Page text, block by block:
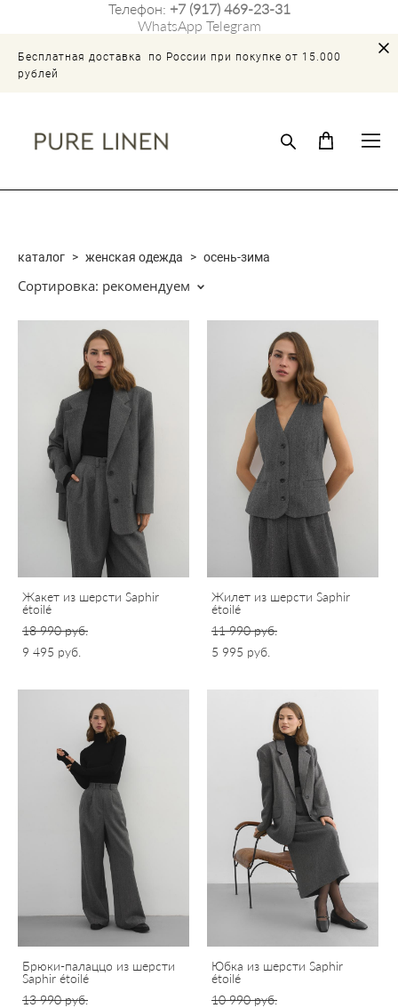
Телефон: +7 (917) 469-23-31
WhatsApp Telegram
Бесплатная доставка по России при покупке от 15.000
рублей
каталог > женская одежда > осень-зима
Сортировка: рекомендуем
Жакет из шерсти Saphir
étoilé
18 990 pуб.
9 495 pуб.
Жилет из шерсти Saphir
étoilé
11 990 pуб.
5 995 pуб.
Брюки-палаццо из шерсти
Saphir étoilé
13 990 pуб.
Юбка из шерсти Saphir
étoilé
10 990 pуб.